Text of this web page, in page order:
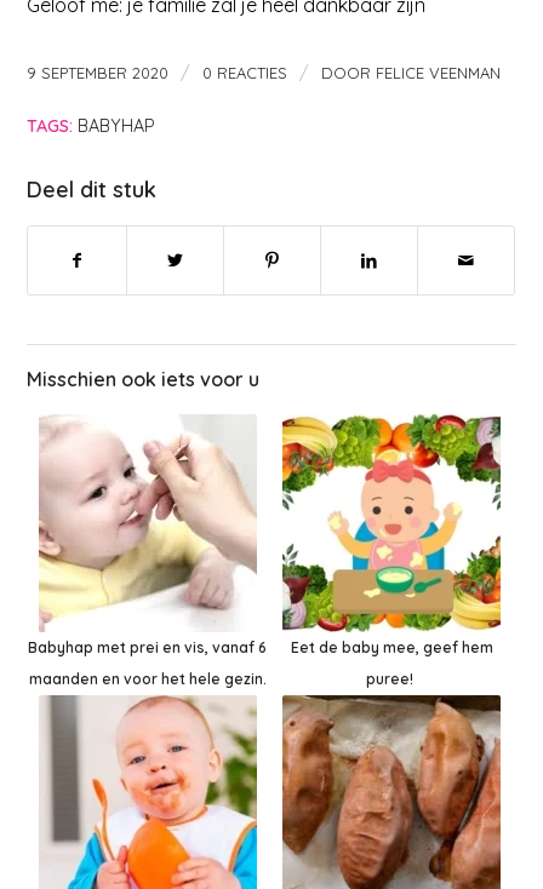
9 SEPTEMBER 2020 / 0 REACTIES / DOOR FELICE VEENMAN
TAGS: BABYHAP
Deel dit stuk
Misschien ook iets voor u
Babyhap met prei en vis, vanaf 6
maanden en voor het hele gezin.
Eet de baby mee, geef hem
puree!